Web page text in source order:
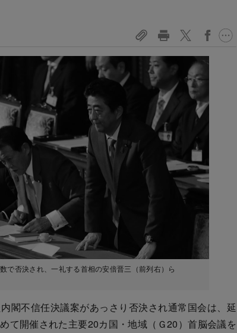
で否決され、一礼する首相の安倍晋三（前列右）ら
閣不信任決議案があっさり否決され通常国会は、延
て開催された主要20カ国・地域（Ｇ20）首脳会議を